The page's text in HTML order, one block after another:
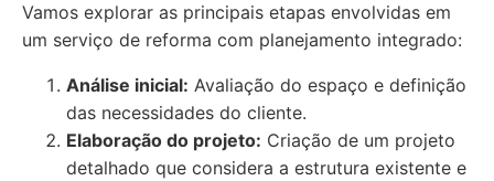
Vamos explorar as principais etapas envolvidas em
um serviço de reforma com planejamento integrado:
Análise inicial: Avaliação do espaço e definição
das necessidades do cliente.
Elaboração do projeto: Criação de um projeto
detalhado que considera a estrutura existente e